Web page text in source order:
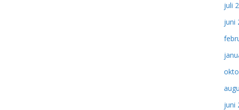
juli
juni
juni